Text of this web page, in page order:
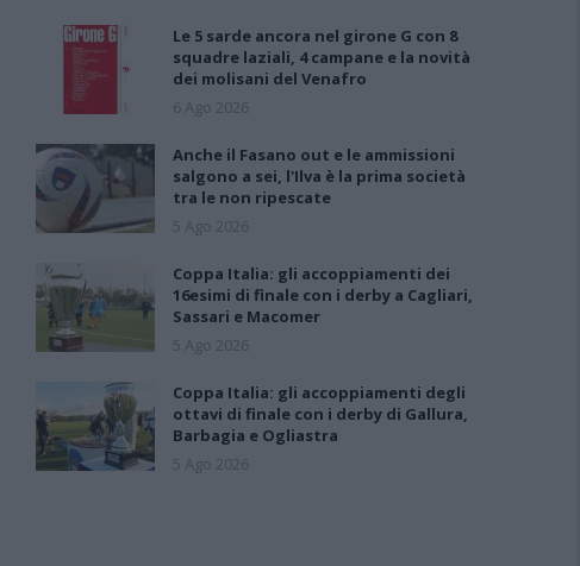
Le 5 sarde ancora nel girone G con 8
squadre laziali, 4 campane e la novità
dei molisani del Venafro
6 Ago 2026
Anche il Fasano out e le ammissioni
salgono a sei, l'Ilva è la prima società
tra le non ripescate
5 Ago 2026
Coppa Italia: gli accoppiamenti dei
16esimi di finale con i derby a Cagliari,
Sassari e Macomer
5 Ago 2026
Coppa Italia: gli accoppiamenti degli
ottavi di finale con i derby di Gallura,
Barbagia e Ogliastra
5 Ago 2026